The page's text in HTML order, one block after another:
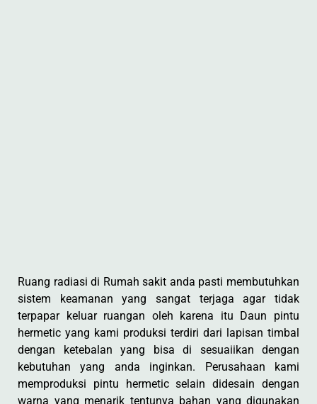
Ruang radiasi di Rumah sakit anda pasti membutuhkan
sistem keamanan yang sangat terjaga agar tidak
terpapar keluar ruangan oleh karena itu Daun pintu
hermetic yang kami produksi terdiri dari lapisan timbal
dengan ketebalan yang bisa di sesuaiikan dengan
kebutuhan yang anda inginkan. Perusahaan kami
memproduksi pintu hermetic selain didesain dengan
warna yang menarik tentunya bahan yang digunakan